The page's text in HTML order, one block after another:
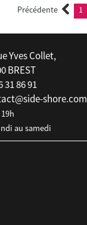
Précédente 1
Yves Collet,
BREST
31 86 91
shore.com
au samedi